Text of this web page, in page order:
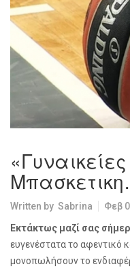
Written by Sabrina Φεβ
Εκτάκτως μαζί σας
ευγενέστατα το αφεντικό
μονοπωλήσουν το